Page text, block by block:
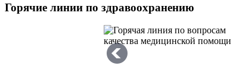
Горячие линии по здравоохранению